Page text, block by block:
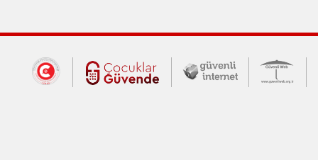
Dış Bağlantılar
Cumhurbaşkanlığı İletişim Merkezi
Çocuklar Güvende (yeni
Güvenli